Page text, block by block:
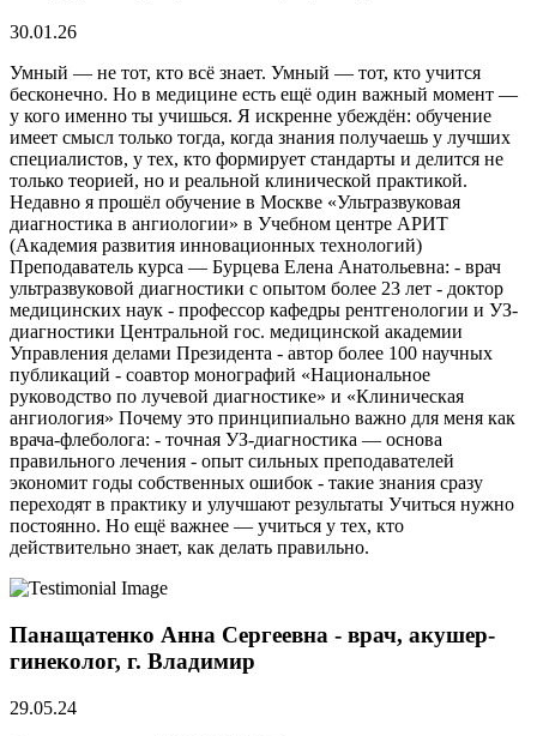
30.01.26
Умный — не тот, кто всё знает. Умный — тот, кто учится
бесконечно. Но в медицине есть ещё один важный момент —
у кого именно ты учишься. Я искренне убеждён: обучение
имеет смысл только тогда, когда знания получаешь у лучших
специалистов, у тех, кто формирует стандарты и делится не
только теорией, но и реальной клинической практикой.
Недавно я прошёл обучение в Москве «Ультразвуковая
диагностика в ангиологии» в Учебном центре АРИТ
(Академия развития инновационных технологий)
Преподаватель курса — Бурцева Елена Анатольевна: - врач
ультразвуковой диагностики с опытом более 23 лет - доктор
медицинских наук - профессор кафедры рентгенологии и УЗ-
диагностики Центральной гос. медицинской академии
Управления делами Президента - автор более 100 научных
публикаций - соавтор монографий «Национальное
руководство по лучевой диагностике» и «Клиническая
ангиология» Почему это принципиально важно для меня как
врача-флеболога: - точная УЗ-диагностика — основа
правильного лечения - опыт сильных преподавателей
экономит годы собственных ошибок - такие знания сразу
переходят в практику и улучшают результаты Учиться нужно
постоянно. Но ещё важнее — учиться у тех, кто
действительно знает, как делать правильно.
Панащатенко Анна Сергеевна - врач, акушер-
гинеколог, г. Владимир
29.05.24